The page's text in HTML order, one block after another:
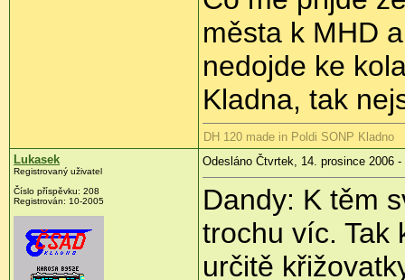
města k MHD
nedojde ke
Kladna, tak
DH 120 made in Poldi SONP Kladno
Lukasek
Registrovaný uživatel
Číslo příspěvku: 208
Registrován: 10-2005
Odesláno Čtvrtek, 14. prosince 2006 -
Dandy: K těm
trochu víc. Tak
určitě